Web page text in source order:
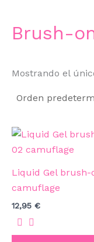
Brush-
Mostrando el
Liquid Gel brush-
camuflage
12,95 €